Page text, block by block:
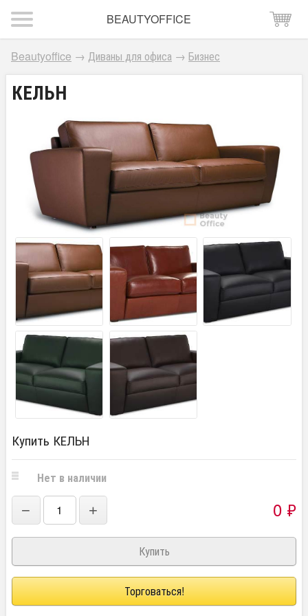
BEAUTYOFFICE
Beautyoffice → Диваны для офиса → Бизнес
КЕЛЬН
Купить КЕЛЬН
Нет в наличии
− + 0 ₽
Торговаться!